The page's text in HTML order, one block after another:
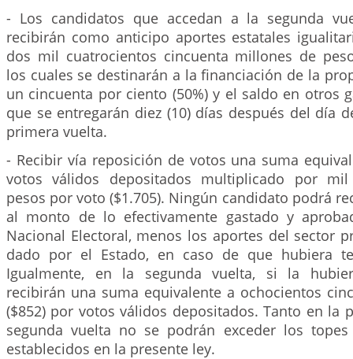
- Los candidatos que accedan a la segunda
recibirán como anticipo aportes estatales
dos mil cuatrocientos cincuenta millones de
los cuales se destinarán a la financiación de la
un cincuenta por ciento (50%) y el saldo en otros
que se entregarán diez (10) días después del día
primera vuelta.
- Recibir vía reposición de votos una suma
votos válidos depositados multiplicado por mil
pesos por voto ($1.705). Ningún candidato podrá
al monto de lo efectivamente gastado y
Nacional Electoral, menos los aportes del sector
dado por el Estado, en caso de que hubiera
Igualmente, en la segunda vuelta, si la
recibirán una suma equivalente a ochocientos
($852) por votos válidos depositados. Tanto en la
segunda vuelta no se podrán exceder los
establecidos en la presente ley.